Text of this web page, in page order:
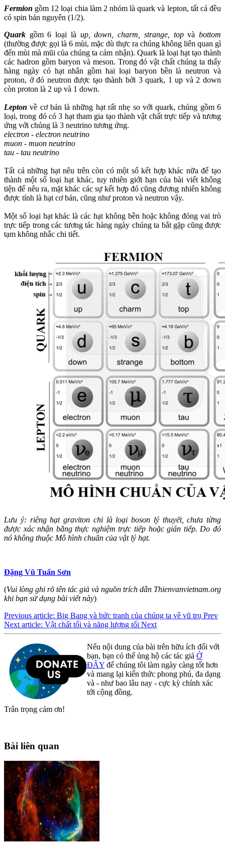
Fermion gồm 12 loại chia làm 2 nhóm là quark và lepton, tất cả đều
có spin bán nguyên (1/2).
Quark gồm 6 loại là up, down, charm, strange, topvàbottom
(thường được gọi là 6 mùi, mặc dù thực ra chúng không liên quan gì
đến mùi mà mũi của chúng ta cảm nhận). Quark là loại hạt tạo thành
các hadron gồm baryon và meson. Trong đó vật chất chúng ta thấy
hàng ngày có hạt nhân gồm hai loại baryon bền là neutron và
proton, ở đó neutron được tạo thành bởi 3 quark, 1 up và 2 down
còn proton là 2 up và 1 down.
Lepton về cơ bản là những hạt rất nhẹ so với quark, chúng gồm 6
loại, trong đó có 3 hạt tham gia tạo thành vật chất trực tiếp và tương
ứng với chúng là 3 neutrino tương ứng.
electron - electron neutrino
muon - muon neutrino
tau - tau neutrino
Tất cả những hạt nêu trên còn có một số kết hợp khác nữa để tạo
thành một số loại hạt khác, tuy nhiên giới hạn của bài viết không
tiện để nêu ra, mặt khác các sự kết hợp đó cũng đương nhiên không
được tính là hạt cơ bản, cũng như proton và neutron vậy.
Một số loại hạt khác là các hạt không bền hoặc không đóng vai trò
trực tiếp trong các tương tác hàng ngày chúng ta bắt gặp cũng được
tạm không nhắc chi tiết.
Lưu ý: riêng hạt graviton chỉ là loại boson lý thuyết, chưa từng
được xác nhận bằng thực nghiệm trực tiếp hoặc gián tiếp. Do đó
nó không thuộc Mô hình chuẩn của vật lý hạt.
Đặng Vũ Tuấn Sơn
(Vui lòng ghi rõ tên tác giả và nguồn trích dẫn Thienvanvietnam.org
khi bạn sử dụng bài viết này)
Previous article: Big Bang và bức tranh của chúng ta về vũ trụ Prev
Next article: Vật chất tối và năng lượng tối Next
Nếu nội dung của bài trên hữu ích đối với
bạn, bạn có thể ủng hộ các tác giả Ở
ĐÂY để chúng tôi làm ngày càng tốt hơn
và mang lại kiến thức phong phú, đa dạng
và - như bao lâu nay - cực kỳ chính xác
tới cộng đồng.
Trân trọng cám ơn!
Bài liên quan